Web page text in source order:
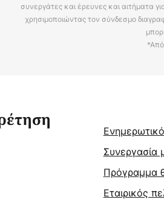
συνεργάτες και έρευνες και αιτήματα
χρησιμοποιώντας τον σύνδεσμο
Συνεργασία
Πρόγραμμα
Εταιρικός